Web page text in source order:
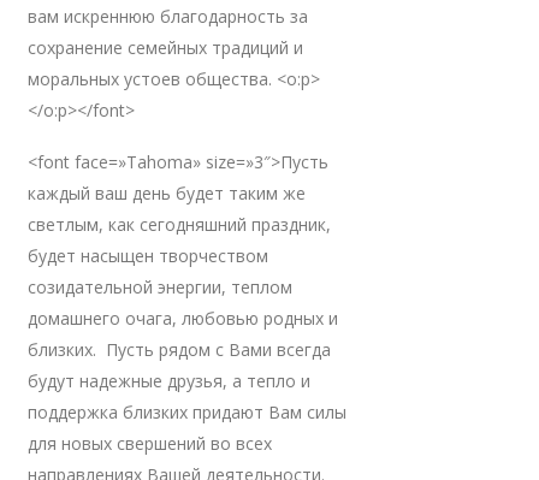
вам искреннюю благодарность за
сохранение семейных традиций и
моральных устоев общества. <o:p>
</o:p></font>
<font face=»Tahoma» size=»3″>Пусть
каждый ваш день будет таким же
светлым, как сегодняшний праздник,
будет насыщен творчеством
созидательной энергии, теплом
домашнего очага, любовью родных и
близких. Пусть рядом с Вами всегда
будут надежные друзья, а тепло и
поддержка близких придают Вам силы
для новых свершений во всех
направлениях Вашей деятельности.